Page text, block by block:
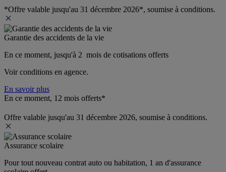
*Offre valable jusqu'au 31 décembre 2026*, soumise à conditions.
Garantie des accidents de la vie
En ce moment, jusqu'à 2  mois de cotisations offerts
Voir conditions en agence.
En savoir plus
En ce moment, 12 mois offerts*
Offre valable jusqu'au 31 décembre 2026, soumise à conditions.
Assurance scolaire
Pour tout nouveau contrat auto ou habitation, 1 an d'assurance